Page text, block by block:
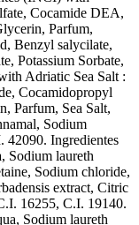
Cocamide DEA,
Parfum,
Benzyl salycilate,
Potassium Sorbate,
Adriatic Sea Salt :
Cocamidopropyl
Parfum, Sea Salt,
Sodium
42090. Ingredientes
laureth
Sodium chloride,
extract, Citric
16255, C.I. 19140.
Sodium laureth